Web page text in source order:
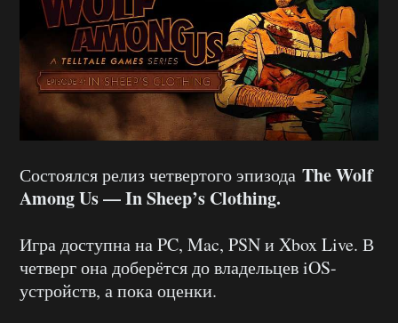
Состоялся релиз четвертого эпизода The Wolf
Among Us — In Sheep’s Clothing.
Игра доступна на PC, Mac, PSN и Xbox Live. В
четверг она доберётся до владельцев iOS-
устройств, а пока оценки.